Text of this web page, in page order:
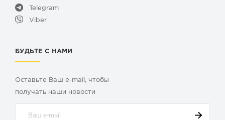
Telegram
Viber
БУДЬТЕ С НАМИ
Оставьте Ваш e-mail, чтобы
получать наши новости